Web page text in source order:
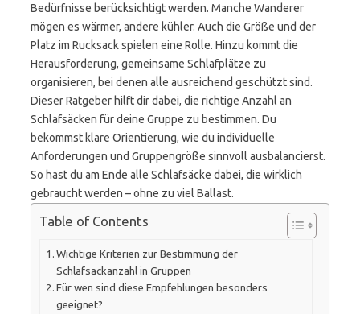
Bedürfnisse berücksichtigt werden. Manche Wanderer
mögen es wärmer, andere kühler. Auch die Größe und der
Platz im Rucksack spielen eine Rolle. Hinzu kommt die
Herausforderung, gemeinsame Schlafplätze zu
organisieren, bei denen alle ausreichend geschützt sind.
Dieser Ratgeber hilft dir dabei, die richtige Anzahl an
Schlafsäcken für deine Gruppe zu bestimmen. Du
bekommst klare Orientierung, wie du individuelle
Anforderungen und Gruppengröße sinnvoll ausbalancierst.
So hast du am Ende alle Schlafsäcke dabei, die wirklich
gebraucht werden – ohne zu viel Ballast.
Table of Contents
Wichtige Kriterien zur Bestimmung der
Schlafsackanzahl in Gruppen
Für wen sind diese Empfehlungen besonders
geeignet?